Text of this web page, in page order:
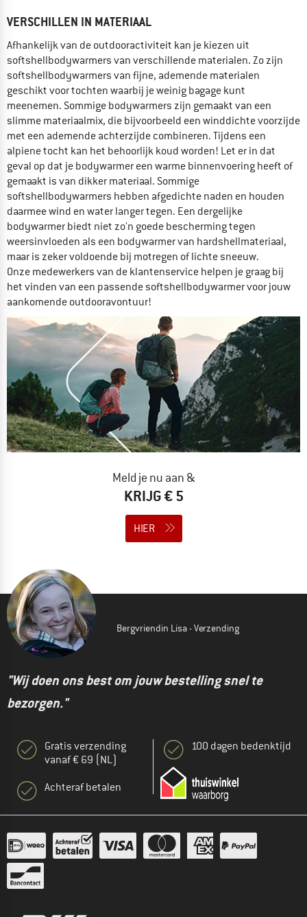
VERSCHILLEN IN MATERIAAL
Afhankelijk van de outdooractiviteit kan je kiezen uit
softshellbodywarmers van verschillende materialen. Zo zijn
softshellbodywarmers van fijne, ademende materialen
geschikt voor tochten waarbij je weinig bagage kunt
meenemen. Sommige bodywarmers zijn gemaakt van een
slimme materiaalmix, die bijvoorbeeld een winddichte voorzijde
met een ademende achterzijde combineren. Tijdens een
alpiene tocht kan het behoorlijk koud worden! Let er in dat
geval op dat je bodywarmer een warme binnenvoering heeft of
gemaakt is van dikker materiaal. Sommige
softshellbodywarmers hebben afgedichte naden en houden
daarmee wind en water langer tegen. Een dergelijke
bodywarmer biedt niet zo'n goede bescherming tegen
weersinvloeden als een bodywarmer van hardshellmateriaal,
maar is zeker voldoende bij motregen of lichte sneeuw.
Onze medewerkers van de klantenservice helpen je graag bij
het vinden van een passende softshellbodywarmer voor jouw
aankomende outdooravontuur!
Meld je nu aan &
KRIJG € 5
HIER
Bergvriendin Lisa - Verzending
"Wij doen ons best om jouw bestelling snel te
bezorgen."
Gratis verzending
vanaf € 69 (NL)
Achteraf betalen
100 dagen bedenktijd